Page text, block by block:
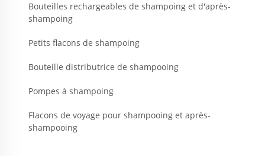
Bouteilles rechargeables de shampoing et d'après-
shampoing
Petits flacons de shampoing
Bouteille distributrice de shampooing
Pompes à shampoing
Flacons de voyage pour shampooing et après-
shampooing